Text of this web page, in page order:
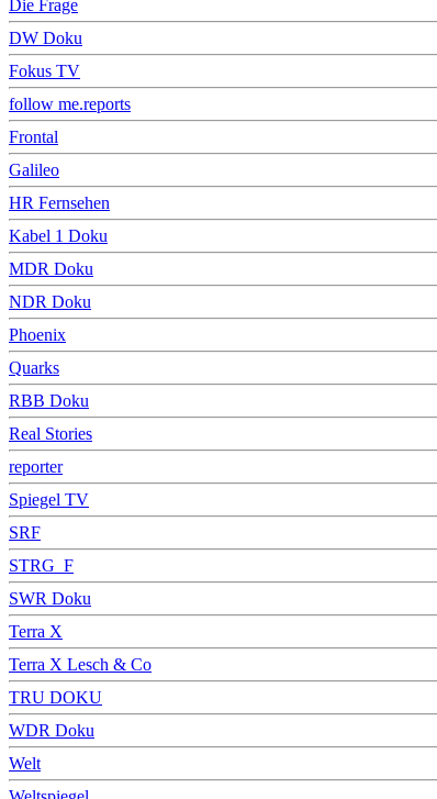
Die Frage
DW Doku
Fokus TV
follow me.reports
Frontal
Galileo
HR Fernsehen
Kabel 1 Doku
MDR Doku
NDR Doku
Phoenix
Quarks
RBB Doku
Real Stories
reporter
Spiegel TV
SRF
STRG_F
SWR Doku
Terra X
Terra X Lesch & Co
TRU DOKU
WDR Doku
Welt